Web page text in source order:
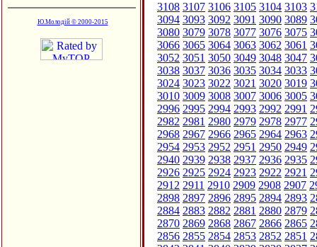
Ю.Молодій © 2000-2015
3108 3107 3106 3105 3104 3103
3094 3093 3092 3091 3090 3089
3080 3079 3078 3077 3076 3075
3066 3065 3064 3063 3062 3061
3052 3051 3050 3049 3048 3047
3038 3037 3036 3035 3034 3033
3024 3023 3022 3021 3020 3019
3010 3009 3008 3007 3006 3005
2996 2995 2994 2993 2992 2991
2982 2981 2980 2979 2978 2977
2968 2967 2966 2965 2964 2963
2954 2953 2952 2951 2950 2949
2940 2939 2938 2937 2936 2935
2926 2925 2924 2923 2922 2921
2912 2911 2910 2909 2908 2907
2898 2897 2896 2895 2894 2893
2884 2883 2882 2881 2880 2879
2870 2869 2868 2867 2866 2865
2856 2855 2854 2853 2852 2851